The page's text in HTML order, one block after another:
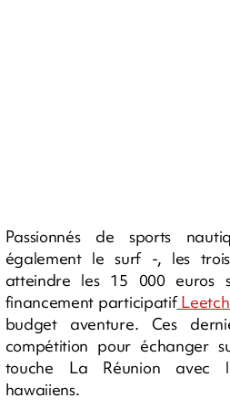
Passionnés de sports
également le surf -, les
atteindre les 15 000 euros
financement participatif
budget aventure. Ces
compétition pour échanger
touche La Réunion avec
hawaiiens.